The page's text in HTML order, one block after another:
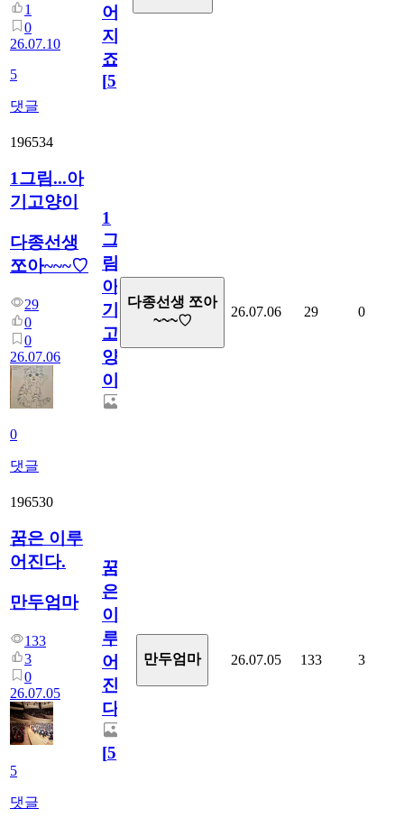
1
0
26.07.10
5
댓글
어
지
죠.?
[5]
196534
1그림...아
기고양이
다종선생
쪼아~~~♡
29
0
0
26.07.06
0
댓글
1
그
림...
아
기
고
양
이
다종선생 쪼아
~~~♡
26.07.06 29 0
196530
꿈은 이루
어진다.
만두엄마
133
3
0
26.07.05
5
댓글
꿈
은
이
루
어
진
다.
[5]
만두엄마 26.07.05 133 3